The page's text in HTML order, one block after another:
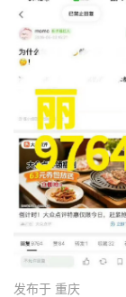
发布于 重庆